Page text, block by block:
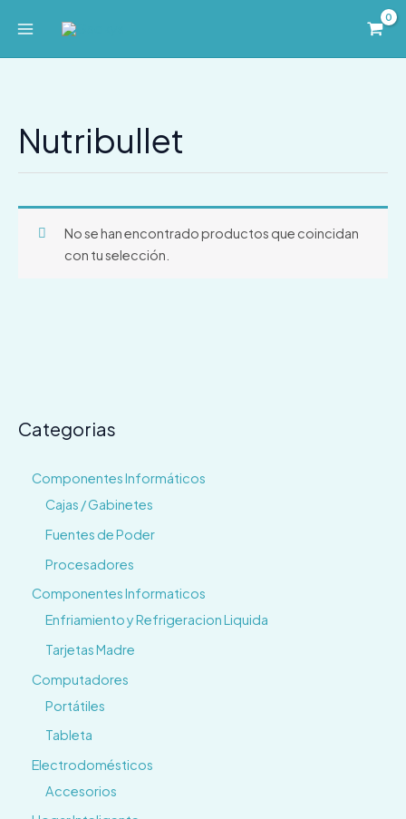
Categorias
Componentes Informáticos
Cajas / Gabinetes
Fuentes de Poder
Procesadores
Componentes Informaticos
Enfriamiento y Refrigeracion Liquida
Tarjetas Madre
Computadores
Portátiles
Tableta
Electrodomésticos
Accesorios
Nutribullet
No se han encontrado productos que coincidan
con tu selección.